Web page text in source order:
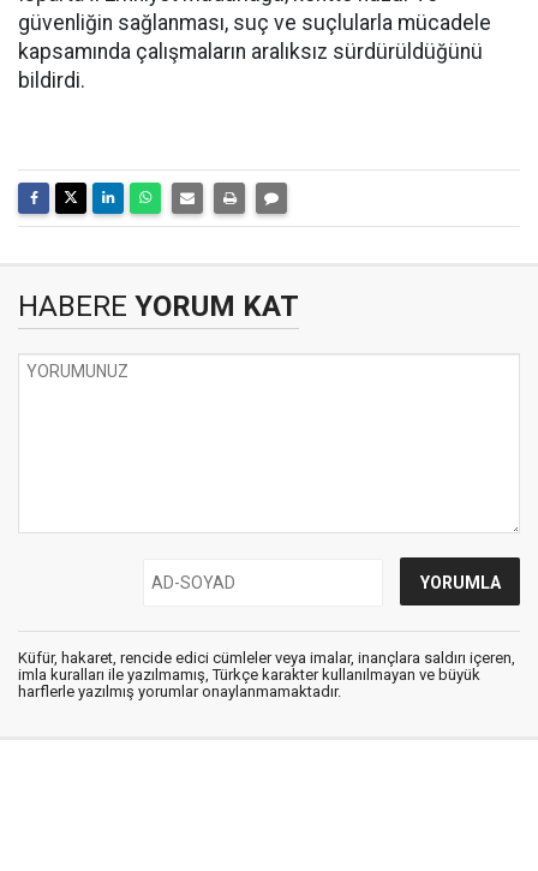
güvenliğin sağlanması, suç ve suçlularla mücadele
kapsamında çalışmaların aralıksız sürdürüldüğünü
bildirdi.
HABERE YORUM KAT
Küfür, hakaret, rencide edici cümleler veya imalar, inançlara saldırı içeren,
imla kuralları ile yazılmamış, Türkçe karakter kullanılmayan ve büyük
harflerle yazılmış yorumlar onaylanmamaktadır.